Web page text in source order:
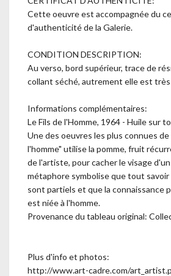
Cette oeuvre est accompagnée du
d'authenticité de la Galerie.
CONDITION DESCRIPTION:
Au verso, bord supérieur, trace de
collant séché, autrement elle est
Informations complémentaires:
Le Fils de l'Homme, 1964 - Huile sur
Une des oeuvres les plus connues
l'homme" utilise la pomme, fruit
de l'artiste, pour cacher le visage
métaphore symbolise que tout
sont partiels et que la connaissance
est niée à l'homme.
Provenance du tableau original:
Plus d'info et photos:
http://www.art-cadre.com/